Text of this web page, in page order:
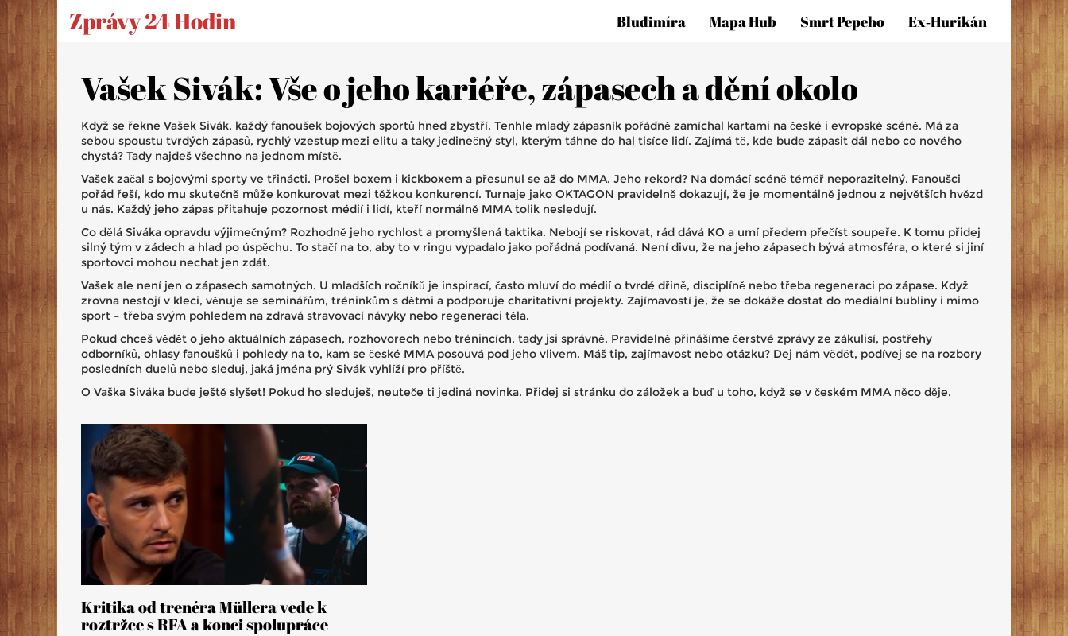
Zprávy 24 Hodin Bludimíra Mapa Hub Smrt Pepeho Ex‑hurikán
Vašek Sivák: Vše o jeho kariéře, zápasech a dění okolo
Když se řekne Vašek Sivák, každý fanoušek bojových sportů hned zbystří. Tenhle mladý zápasník pořádně zamíchal kartami na české i evropské scéně. Má za
sebou spoustu tvrdých zápasů, rychlý vzestup mezi elitu a taky jedinečný styl, kterým táhne do hal tisíce lidí. Zajímá tě, kde bude zápasit dál nebo co nového
chystá? Tady najdeš všechno na jednom místě.
Vašek začal s bojovými sporty ve třinácti. Prošel boxem i kickboxem a přesunul se až do MMA. Jeho rekord? Na domácí scéně téměř neporazitelný. Fanoušci
pořád řeší, kdo mu skutečně může konkurovat mezi těžkou konkurencí. Turnaje jako OKTAGON pravidelně dokazují, že je momentálně jednou z největších hvězd
u nás. Každý jeho zápas přitahuje pozornost médií i lidí, kteří normálně MMA tolik nesledují.
Co dělá Siváka opravdu výjimečným? Rozhodně jeho rychlost a promyšlená taktika. Nebojí se riskovat, rád dává KO a umí předem přečíst soupeře. K tomu přidej
silný tým v zádech a hlad po úspěchu. To stačí na to, aby to v ringu vypadalo jako pořádná podívaná. Není divu, že na jeho zápasech bývá atmosféra, o které si jiní
sportovci mohou nechat jen zdát.
Vašek ale není jen o zápasech samotných. U mladších ročníků je inspirací, často mluví do médií o tvrdé dřině, disciplíně nebo třeba regeneraci po zápase. Když
zrovna nestojí v kleci, věnuje se seminářům, tréninkům s dětmi a podporuje charitativní projekty. Zajímavostí je, že se dokáže dostat do mediální bubliny i mimo
sport – třeba svým pohledem na zdravá stravovací návyky nebo regeneraci těla.
Pokud chceš vědět o jeho aktuálních zápasech, rozhovorech nebo trénincích, tady jsi správně. Pravidelně přinášíme čerstvé zprávy ze zákulisí, postřehy
odborníků, ohlasy fanoušků i pohledy na to, kam se české MMA posouvá pod jeho vlivem. Máš tip, zajímavost nebo otázku? Dej nám vědět, podívej se na rozbory
posledních duelů nebo sleduj, jaká jména prý Sivák vyhlíží pro příště.
O Vaška Siváka bude ještě slyšet! Pokud ho sleduješ, neuteče ti jediná novinka. Přidej si stránku do záložek a buď u toho, když se v českém MMA něco děje.
Kritika od trenéra Müllera vede k
roztržce s RFA a konci spolupráce